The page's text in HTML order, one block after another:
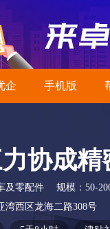
企 手机版
协成
及零配件 规模： 50-
湾西区龙海二路308号